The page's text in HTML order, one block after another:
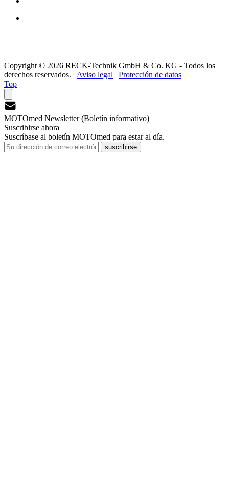
Copyright © 2026 RECK-Technik GmbH & Co. KG - Todos los
derechos reservados. | Aviso legal | Protección de datos
Top
MOTOmed Newsletter (Boletín informativo)
Suscribirse ahora
Suscríbase al boletín MOTOmed para estar al día.
suscribirse